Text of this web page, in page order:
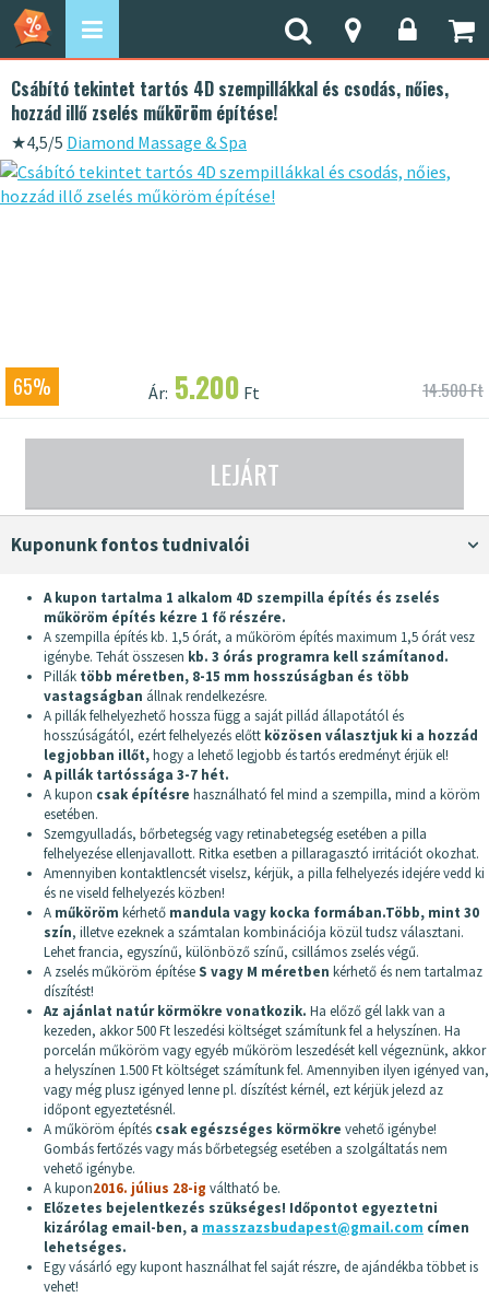
Csábító tekintet tartós 4D szempillákkal és csodás, nőies,
hozzád illő zselés műköröm építése!
★4,5/5 Diamond Massage & Spa
65% Ár: 5.200 Ft 14.500 Ft
LEJÁRT
Kuponunk fontos tudnivalói
A kupon tartalma 1 alkalom 4D szempilla építés és zselés
műköröm építés kézre 1 fő részére.
A szempilla építés kb. 1,5 órát, a műköröm építés maximum 1,5 órát vesz
igénybe. Tehát összesen kb. 3 órás programra kell számítanod.
Pillák több méretben, 8-15 mm hosszúságban és több
vastagságban állnak rendelkezésre.
A pillák felhelyezhető hossza függ a saját pillád állapotától és
hosszúságától, ezért felhelyezés előtt közösen választjuk ki a hozzád
legjobban illőt,hogy a lehető legjobb és tartós eredményt érjük el!
A pillák tartóssága 3-7 hét.
A kupon csak építésre használható fel mind a szempilla, mind a köröm
esetében.
Szemgyulladás, bőrbetegség vagy retinabetegség esetében a pilla
felhelyezése ellenjavallott. Ritka esetben a pillaragasztó irritációt okozhat.
Amennyiben kontaktlencsét viselsz, kérjük, a pilla felhelyezés idejére vedd ki
és ne viseld felhelyezés közben!
A műköröm kérhető mandula vagy kocka formában.Több, mint 30
szín, illetve ezeknek a számtalan kombinációja közül tudsz választani.
Lehet francia, egyszínű, különböző színű, csillámos zselés végű.
A zselés műköröm építéseS vagy M méretben kérhető és nem tartalmaz
díszítést!
Az ajánlat natúr körmökre vonatkozik. Ha előző gél lakk van a
kezeden, akkor 500 Ft leszedési költséget számítunk fel a helyszínen. Ha
porcelán műköröm vagy egyéb műköröm leszedését kell végeznünk, akkor
a helyszínen 1.500 Ft költséget számítunk fel. Amennyiben ilyen igényed van,
vagy még plusz igényed lenne pl. díszítést kérnél, ezt kérjük jelezd az
időpont egyeztetésnél.
A műköröm építés csak egészséges körmökre vehető igénybe!
Gombás fertőzés vagy más bőrbetegség esetében a szolgáltatás nem
vehető igénybe.
A kupon2016. július 28-ig váltható be.
Előzetes bejelentkezés szükséges! Időpontot egyeztetni
kizárólag email-ben, a masszazsbudapest@gmail.com címen
lehetséges.
Egy vásárló egy kupont használhat fel saját részre, de ajándékba többet is
vehet!